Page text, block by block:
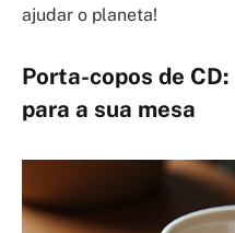
ajudar o planeta!
Porta-copos de
para a sua mesa